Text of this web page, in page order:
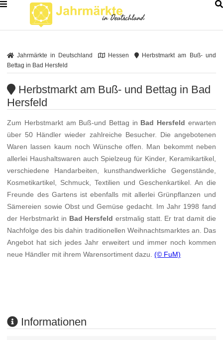
Jahrmärkte in Deutschland Hessen
Herbstmarkt am Buß- und
Bettag in Bad Hersfeld
Herbstmarkt am Buß- und Bettag in Bad
Hersfeld
Zum Herbstmarkt am Buß-und Bettag in Bad Hersfeld erwarten
über 50 Händler wieder zahlreiche Besucher. Die angebotenen
Waren lassen kaum noch Wünsche offen. Man bekommt neben
allerlei Haushaltswaren auch Spielzeug für Kinder, Keramikartikel,
verschiedene Handarbeiten, kunsthandwerkliche Gegenstände,
Kosmetikartikel, Schmuck, Textilien und Geschenkartikel. An die
Freunde des Gartens ist ebenfalls mit allerlei Grünpflanzen und
Sämereien sowie Obst und Gemüse gedacht. Im Jahr 1998 fand
der Herbstmarkt in Bad Hersfeld erstmalig statt. Er trat damit die
Nachfolge des bis dahin traditionellen Weihnachtsmarktes an. Das
Angebot hat sich jedes Jahr erweitert und immer noch kommen
neue Händler mit ihrem Warensortiment dazu.(© FuM)
Informationen